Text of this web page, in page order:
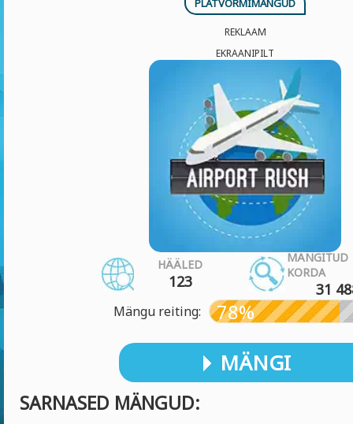
PLATVORMIMÄNGUD
REKLAAM
EKRAANIPILT
HÄÄLED
123
MÄNGITUD
KORDA
31
Mängu reiting: 78%
MÄNGI
SARNASED MÄNGUD: